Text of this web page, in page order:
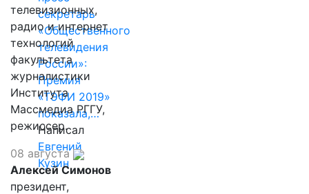
секретарь
«Общественного
телевидения
России»:
Премия
«ТЭФИ 2019»
показала,…
Написал
Евгений
Кузин
телевизионных,
радио и интернет
технологий
факультета
журналистики
Института
Массмедиа РГГУ,
режиссер.
08 августа
Алексей Симонов
президент,